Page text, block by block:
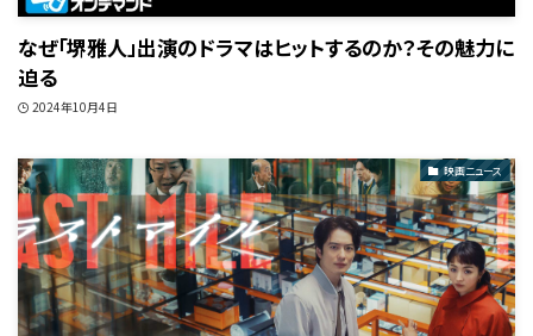
なぜ「堺雅人」出演のドラマはヒットするのか？その魅力に
迫る
2024年10月4日
映画ニュース